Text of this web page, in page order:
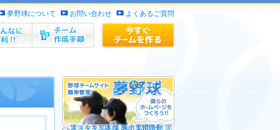
夢野球について お問い合わせ よくあるご質問